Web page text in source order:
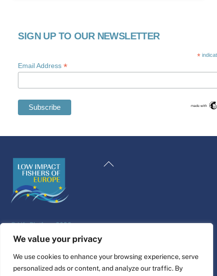
We value your privacy
We use cookies to enhance your browsing experience, serve
personalized ads or content, and analyze our traffic. By
SIGN UP TO OUR NEWSLETTER
*
Email Address*
Back
©Life Platform2026
Website design & build byalpha.coop
Connect
French
Swedish